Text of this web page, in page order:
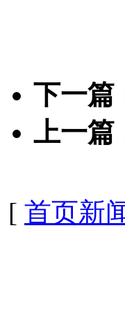
下一篇
上一篇
[ 首页新